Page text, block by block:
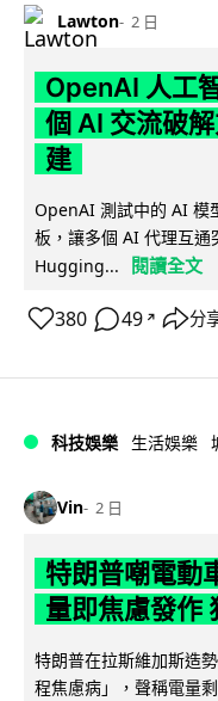
Lawton 2 日
OpenAI 人工
個 AI 交流破
建
OpenAI 測試中的 AI 模
板，讓多個 AI 代理互通
Hugging...
閱讀全文
380 49 ↗ 分
科技娛樂 生活娛樂
Vin 2 日
特朗普嘲電動
量即焦慮發作
特朗普在拉斯維加斯造
程焦慮病」，聲稱電量